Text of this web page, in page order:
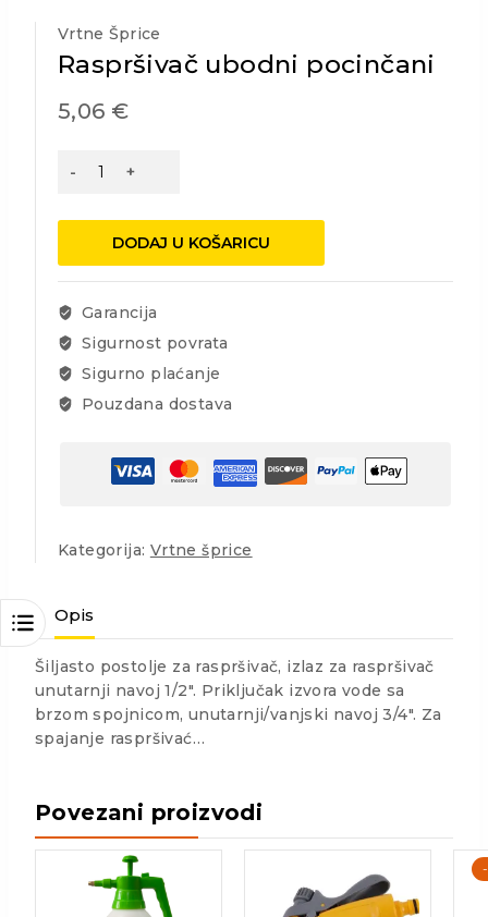
Vrtne Šprice
Raspršivač ubodni pocinčani
5,06 €
Raspršivač
količina
DODAJ U KOŠARICU
Garancija
Sigurnost povrata
Sigurno plaćanje
Pouzdana dostava
Kategorija: Vrtne šprice
Opis
Šiljasto postolje za raspršivač, izlaz za raspršivač
unutarnji navoj 1/2″. Priključak izvora vode sa
brzom spojnicom, unutarnji/vanjski navoj 3/4″. Za
spajanje raspršivać…
Povezani proizvodi